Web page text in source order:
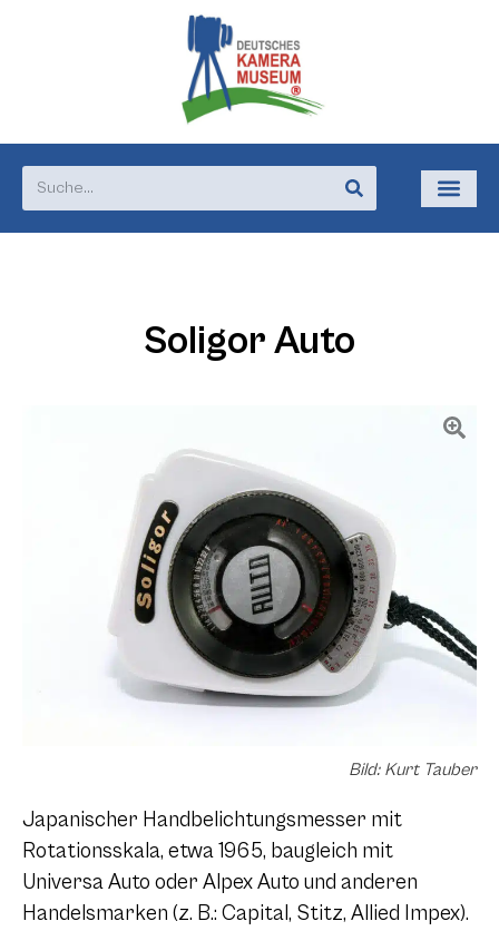
Soligor Auto
Bild: Kurt Tauber
Japanischer Handbelichtungsmesser mit
Rotationsskala, etwa 1965, baugleich mit
Universa Auto oder Alpex Auto und anderen
Handelsmarken (z. B.: Capital, Stitz, Allied Impex).